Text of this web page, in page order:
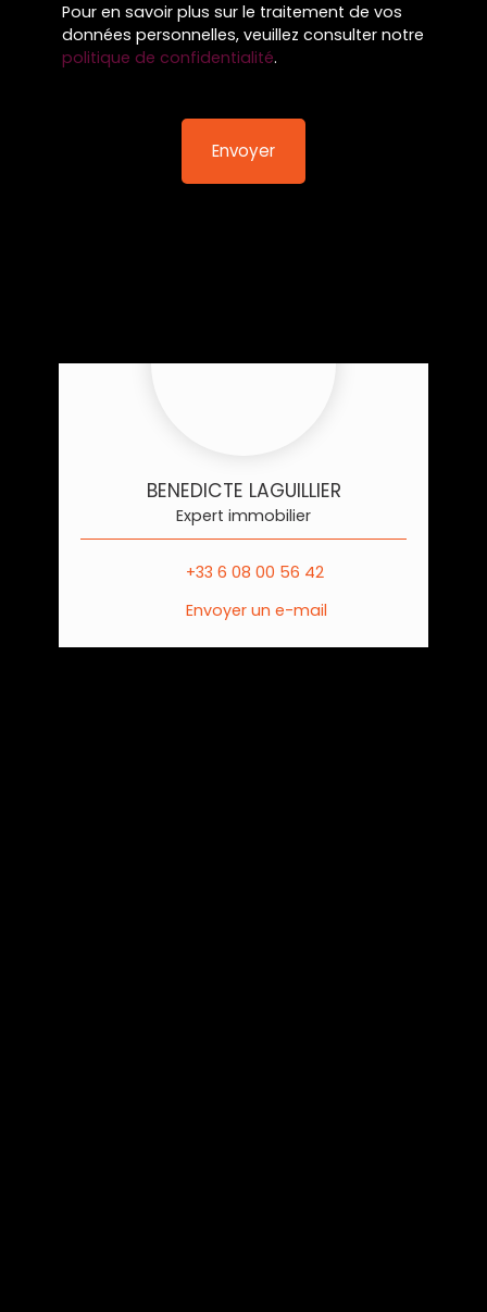
Pour en savoir plus sur le traitement de vos
données personnelles, veuillez consulter notre
politique de confidentialité.
Envoyer
BENEDICTE LAGUILLIER
Expert immobilier
+33 6 08 00 56 42
Envoyer un e-mail